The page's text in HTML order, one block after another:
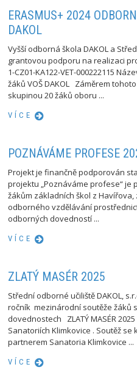
ERASMUS+ 2024
DAKOL
Vyšší odborná škola DAKOL a
grantovou podporu na realizaci
1-CZ01-KA122-VET-000222115
žáků VOŠ DAKOL Záměrem
skupinou 20 žáků oboru ...
VÍCE
POZNÁVÁME PROFESE
Projekt je finančně podporován
projektu „Poznáváme profese“
žákům základních škol z
odborného vzdělávání
odborných dovedností ...
VÍCE
ZLATÝ MASÉR 2025
Střední odborné učiliště DAKOL,
ročník mezinárodní soutěže žáků
dovednostech ZLATÝ MASÉR
Sanatoriích Klimkovice . Soutěž
partnerem Sanatoria Klimkovice ...
VÍCE